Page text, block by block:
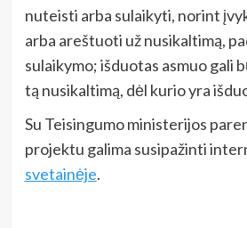
nuteisti arba sulaikyti, norint
arba areštuoti už nusikaltimą,
sulaikymo; išduotas asmuo gali
tą nusikaltimą, dėl kurio yra
Su Teisingumo ministerijos
projektu galima susipažinti
svetainėje.